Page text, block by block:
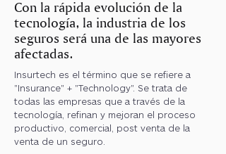
Con la rápida evolución de la
tecnología, la industria de los
seguros será una de las mayores
afectadas.
Insurtech es el término que se refiere a
"Insurance" + "Technology". Se trata de
todas las empresas que a través de la
tecnología, refinan y mejoran el proceso
productivo, comercial, post venta de la
venta de un seguro.